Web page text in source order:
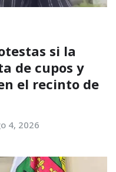
si la
de cupos y
el recinto de
4, 2026